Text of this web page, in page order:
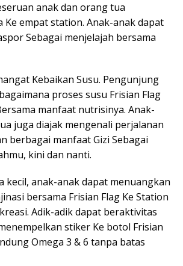
anak dan orang tua
Ke empat station. Anak-anak dapat
Sebagai menjelajah bersama
Kebaikan Susu. Pengunjung
proses susu Frisian Flag
manfaat nutrisinya. Anak-
juga diajak mengenali perjalanan
berbagai manfaat Gizi Sebagai
kini dan nanti.
kecil, anak-anak dapat menuangkan
bersama Frisian Flag Ke Station
Adik-adik dapat beraktivitas
stiker Ke botol Frisian
Omega 3 & 6 tanpa batas